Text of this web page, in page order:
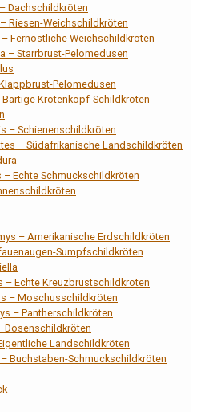
Dachschildkröten
Riesen-Weichschildkröten
Fernöstliche Weichschildkröten
– Starrbrust-Pelomedusen
Pelomedusen
Krötenkopf-Schildkröten
– Schienenschildkröten
– Südafrikanische Landschildkröten
– Echte Schmuckschildkröten
– Amerikanische Erdschildkröten
Sumpfschildkröten
– Echte Kreuzbrustschildkröten
– Moschusschildkröten
– Pantherschildkröten
Dosenschildkröten
Landschildkröten
Buchstaben-Schmuckschildkröten